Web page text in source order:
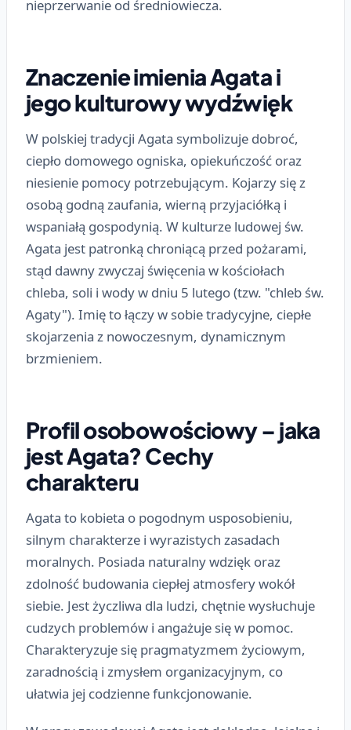
nieprzerwanie od średniowiecza.
Znaczenie imienia Agata i
jego kulturowy wydźwięk
W polskiej tradycji Agata symbolizuje dobroć,
ciepło domowego ogniska, opiekuńczość oraz
niesienie pomocy potrzebującym. Kojarzy się z
osobą godną zaufania, wierną przyjaciółką i
wspaniałą gospodynią. W kulturze ludowej św.
Agata jest patronką chroniącą przed pożarami,
stąd dawny zwyczaj święcenia w kościołach
chleba, soli i wody w dniu 5 lutego (tzw. "chleb św.
Agaty"). Imię to łączy w sobie tradycyjne, ciepłe
skojarzenia z nowoczesnym, dynamicznym
brzmieniem.
Profil osobowościowy – jaka
jest Agata? Cechy
charakteru
Agata to kobieta o pogodnym usposobieniu,
silnym charakterze i wyrazistych zasadach
moralnych. Posiada naturalny wdzięk oraz
zdolność budowania ciepłej atmosfery wokół
siebie. Jest życzliwa dla ludzi, chętnie wysłuchuje
cudzych problemów i angażuje się w pomoc.
Charakteryzuje się pragmatyzmem życiowym,
zaradnością i zmysłem organizacyjnym, co
ułatwia jej codzienne funkcjonowanie.